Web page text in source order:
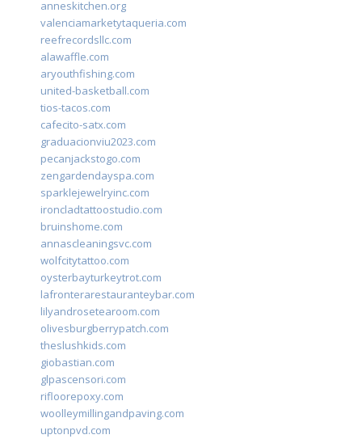
anneskitchen.org
valenciamarketytaqueria.com
reefrecordsllc.com
alawaffle.com
aryouthfishing.com
united-basketball.com
tios-tacos.com
cafecito-satx.com
graduacionviu2023.com
pecanjackstogo.com
zengardendayspa.com
sparklejewelryinc.com
ironcladtattoostudio.com
bruinshome.com
annascleaningsvc.com
wolfcitytattoo.com
oysterbayturkeytrot.com
lafronterarestauranteybar.com
lilyandrosetearoom.com
olivesburgberrypatch.com
theslushkids.com
giobastian.com
glpascensori.com
rifloorepoxy.com
woolleymillingandpaving.com
uptonpvd.com